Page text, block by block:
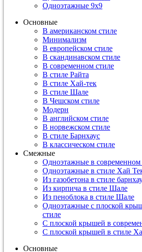
Одноэтажные 9х9
Основные
В американском стиле
Минимализм
В европейском стиле
В скандинавском стиле
В современном стиле
В стиле Райта
В стиле Хай-тек
В стиле Шале
В Чешском стиле
Модерн
В английском стиле
В норвежском стиле
В стиле Барнхаус
В классическом стиле
Смежные
Одноэтажные в современном
Одноэтажные в стиле Хай
Из газобетона в стиле
Из кирпича в стиле Шале
Из пеноблока в стиле Шале
Одноэтажные с плоской
стиле
С плоской крышей в
С плоской крышей в стиле
Основные